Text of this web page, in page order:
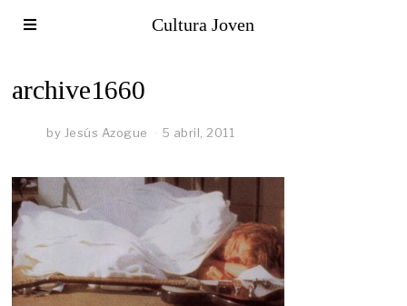
Cultura Joven
archive1660
by Jesús Azogue 5 abril, 2011